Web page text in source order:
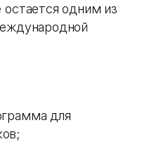
остается одним из
для